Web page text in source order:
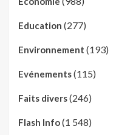
Education (277)
Environnement (193)
Evénements(115)
Faits divers(246)
Flash Info(1 548)